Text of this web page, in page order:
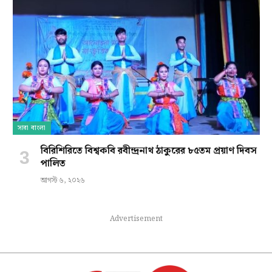
সারা বাংলা
বিরিশিরিতে বিশ্বকবি রবীন্দ্রনাথ ঠাকুরের ৮৫তম প্রয়াণ দিবস
পালিত
আগস্ট ৬, ২০২৬
Advertisement